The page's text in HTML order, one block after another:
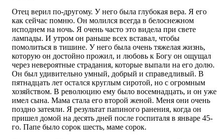
Отец верил по-другому. У него была глубокая вера. Я его
как сейчас помню. Он молился всегда в белоснежном
исподнем на ночь. Я очень часто это видела при свете
лампады. И утром он раньше всех вставал, чтобы
помолиться в тишине. У него была очень тяжелая жизнь,
которую он достойно прожил, и любовь к Богу он ощущал
через невероятные страдания, которые выпали на его долю.
Он был удивительно умный, добрый и справедливый. В
пятнадцать лет остался круглым сиротой, но с огромным
хозяйством. В революцию ему было восемнадцать, и он уже
имел сына. Мама стала его второй женой. Меня они очень
поздно затеяли. Я результат папиного ранения, когда он
пришел домой на десять дней после госпиталя в январе 45-
го. Папе было сорок шесть, маме сорок.